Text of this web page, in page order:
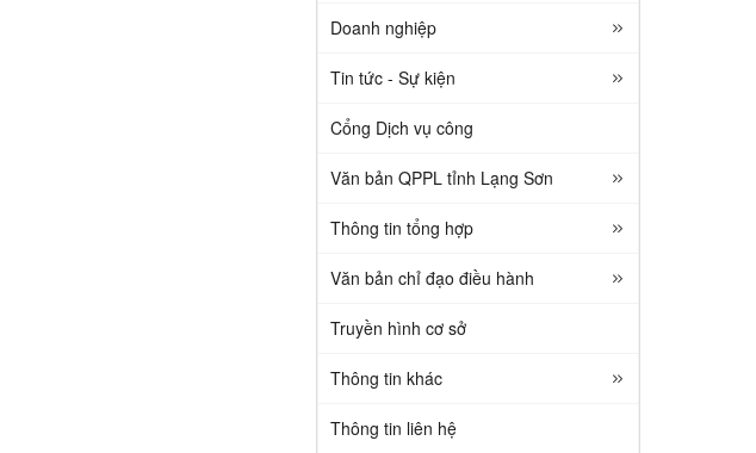
Doanh nghiệp
Tin tức - Sự kiện
Cổng Dịch vụ công
Văn bản QPPL tỉnh Lạng Sơn
Thông tin tổng hợp
Văn bản chỉ đạo điều hành
Truyền hình cơ sở
Thông tin khác
Thông tin liên hệ